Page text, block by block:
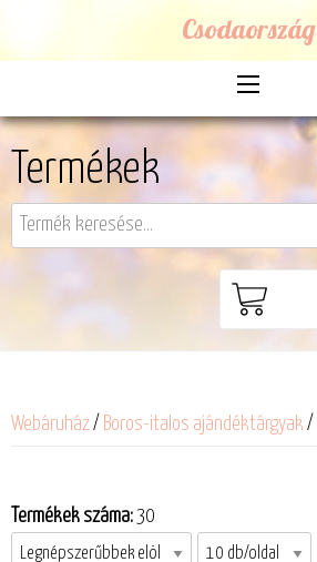
Csodaország
Termékek
Webáruház/ Boros-italos ajándéktárgyak /
Termékek száma: 30